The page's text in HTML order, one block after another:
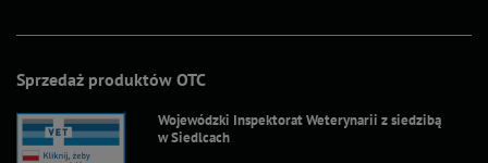
Sprzedaż produktów OTC
Wojewódzki Inspektorat Weterynarii z siedzibą
w Siedlcach